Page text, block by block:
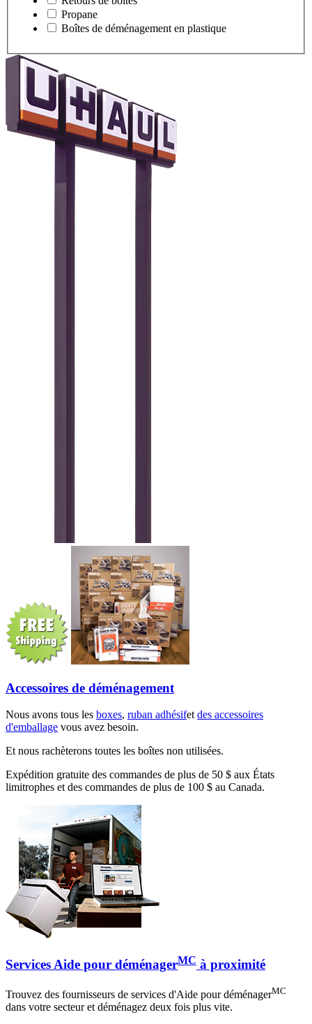
Propane
Boîtes de déménagement en plastique
Accessoires de déménagement
Nous avons tous les boxes, ruban adhésifetdes accessoires
d'emballage vous avez besoin.
Et nous rachèterons toutes les boîtes non utilisées.
Expédition gratuite des commandes de plus de 50 $ aux États
limitrophes et des commandes de plus de 100 $ au Canada.
Services Aide pour déménagerMC à proximité
Trouvez des fournisseurs de services d'Aide pour déménagerMC
dans votre secteur et déménagez deux fois plus vite.